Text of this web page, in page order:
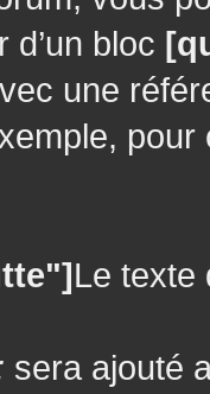
d’un bloc
une
Le texte
sera ajouté